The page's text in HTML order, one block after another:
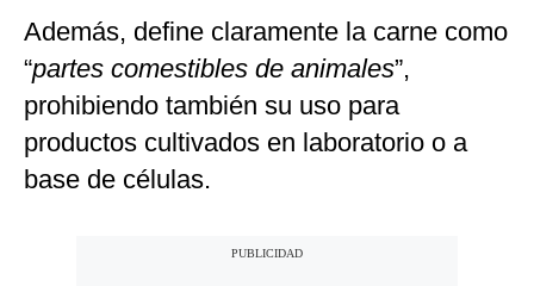
Además, define claramente la carne como
“partes comestibles de animales”,
prohibiendo también su uso para
productos cultivados en laboratorio o a
base de células.